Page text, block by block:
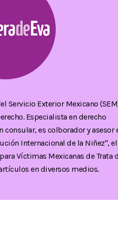
Servicio Exterior Mexicano
Especialista en derecho
es colborador y asesor
Internacional de la Niñez", el
Víctimas Mexicanas de Trata
en diversos medios.